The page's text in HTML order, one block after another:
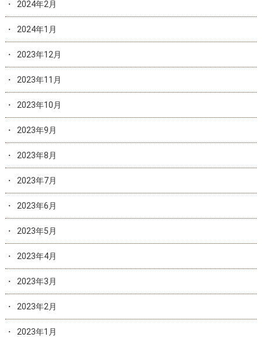
2024年2月
2024年1月
2023年12月
2023年11月
2023年10月
2023年9月
2023年8月
2023年7月
2023年6月
2023年5月
2023年4月
2023年3月
2023年2月
2023年1月